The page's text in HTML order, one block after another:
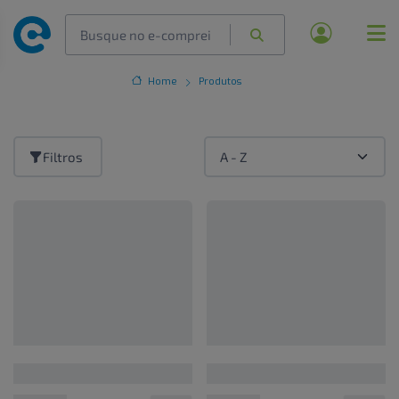
Home Produtos
Filtros